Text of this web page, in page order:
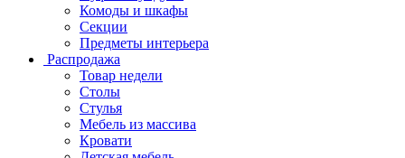
Комоды и шкафы
Секции
Предметы интерьера
Распродажа
Товар недели
Столы
Стулья
Мебель из массива
Кровати